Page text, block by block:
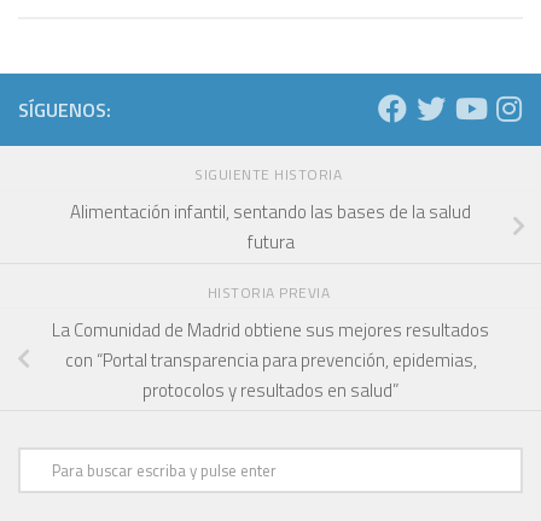
SÍGUENOS:
SIGUIENTE HISTORIA
Alimentación infantil, sentando las bases de la salud
futura
HISTORIA PREVIA
La Comunidad de Madrid obtiene sus mejores resultados
con “Portal transparencia para prevención, epidemias,
protocolos y resultados en salud”